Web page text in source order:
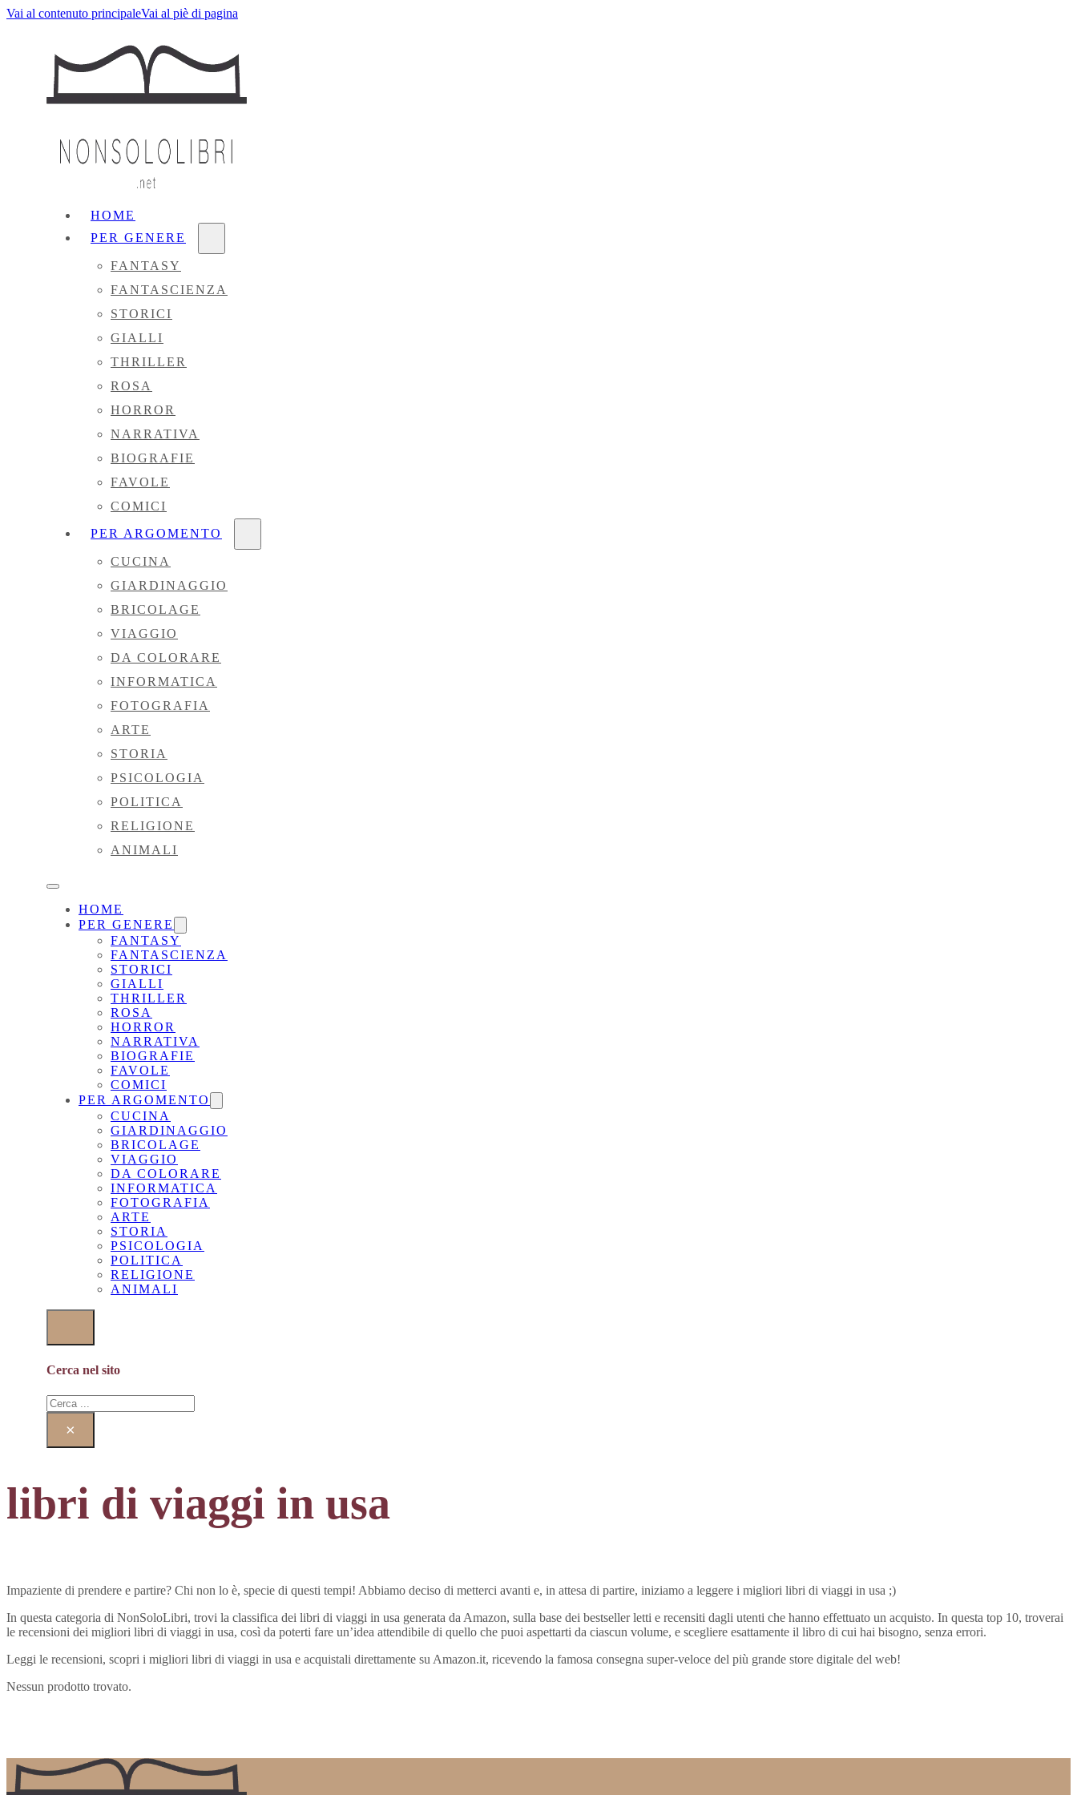
Vai al contenuto principaleVai al piè di pagina
HOME
PER GENERE
FANTASY
FANTASCIENZA
STORICI
GIALLI
THRILLER
ROSA
HORROR
NARRATIVA
BIOGRAFIE
FAVOLE
COMICI
PER ARGOMENTO
CUCINA
GIARDINAGGIO
BRICOLAGE
VIAGGIO
DA COLORARE
INFORMATICA
FOTOGRAFIA
ARTE
STORIA
PSICOLOGIA
POLITICA
RELIGIONE
ANIMALI
HOME
PER GENERE
FANTASY
FANTASCIENZA
STORICI
GIALLI
THRILLER
ROSA
HORROR
NARRATIVA
BIOGRAFIE
FAVOLE
COMICI
PER ARGOMENTO
CUCINA
GIARDINAGGIO
BRICOLAGE
VIAGGIO
DA COLORARE
INFORMATICA
FOTOGRAFIA
ARTE
STORIA
PSICOLOGIA
POLITICA
RELIGIONE
ANIMALI
Cerca nel sito
Cerca
×
libri di viaggi in usa
Impaziente di prendere e partire? Chi non lo è, specie di questi tempi! Abbiamo deciso di metterci avanti e, in attesa di partire, iniziamo a leggere i migliori libri di viaggi in usa ;)
In questa categoria di NonSoloLibri, trovi la classifica dei libri di viaggi in usa generata da Amazon, sulla base dei bestseller letti e recensiti dagli utenti che hanno effettuato un acquisto. In questa top 10, troverai
le recensioni dei migliori libri di viaggi in usa, così da poterti fare un’idea attendibile di quello che puoi aspettarti da ciascun volume, e scegliere esattamente il libro di cui hai bisogno, senza errori.
Leggi le recensioni, scopri i migliori libri di viaggi in usa e acquistali direttamente su Amazon.it, ricevendo la famosa consegna super-veloce del più grande store digitale del web!
Nessun prodotto trovato.